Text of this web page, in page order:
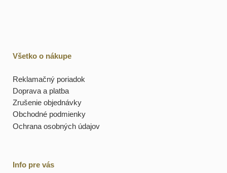
Všetko o nákupe
Reklamačný poriadok
Doprava a platba
Zrušenie objednávky
Obchodné podmienky
Ochrana osobných údajov
Info pre vás